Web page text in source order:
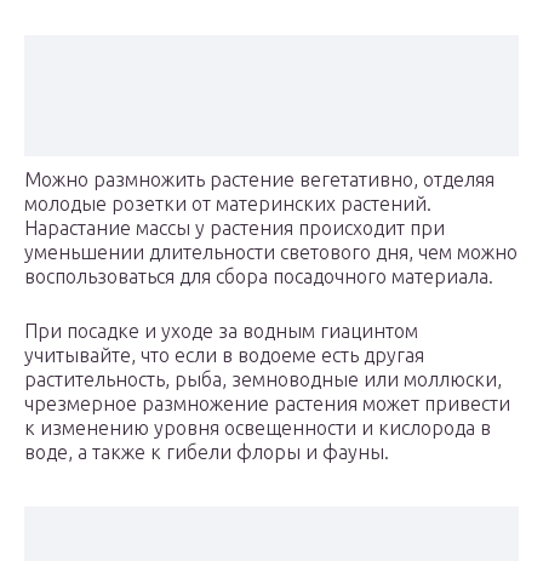
Можно размножить растение вегетативно, отделяя
молодые розетки от материнских растений.
Нарастание массы у растения происходит при
уменьшении длительности светового дня, чем можно
воспользоваться для сбора посадочного материала.
При посадке и уходе за водным гиацинтом
учитывайте, что если в водоеме есть другая
растительность, рыба, земноводные или моллюски,
чрезмерное размножение растения может привести
к изменению уровня освещенности и кислорода в
воде, а также к гибели флоры и фауны.